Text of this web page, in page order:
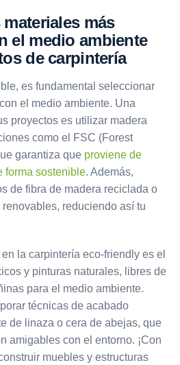
más
el medio ambiente
de carpintería
es fundamental seleccionar
el medio ambiente. Una
proyectos es utilizar madera
como el FSC (Forest
garantiza que proviene de
forma sostenible. Además,
de fibra de madera reciclada o
reduciendo así tu
la carpintería eco-friendly es el
y pinturas naturales, libres de
para el medio ambiente.
técnicas de acabado
de linaza o cera de abejas, que
amigables con el entorno. ¡Con
muebles y estructuras